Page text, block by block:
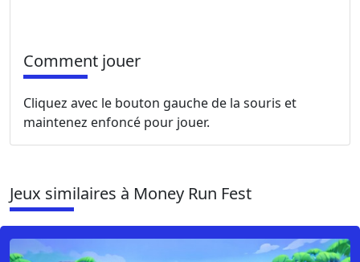
Comment jouer
Cliquez avec le bouton gauche de la souris et
maintenez enfoncé pour jouer.
Jeux similaires à Money Run Fest